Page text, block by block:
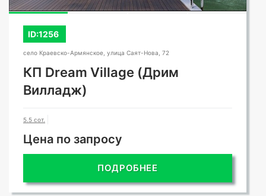
ID:1256
село Краевско-Армянское, улица Саят-Нова, 72
КП Dream Village (Дрим
Вилладж)
5.5 сот.
Цена по запросу
ПОДРОБНЕЕ